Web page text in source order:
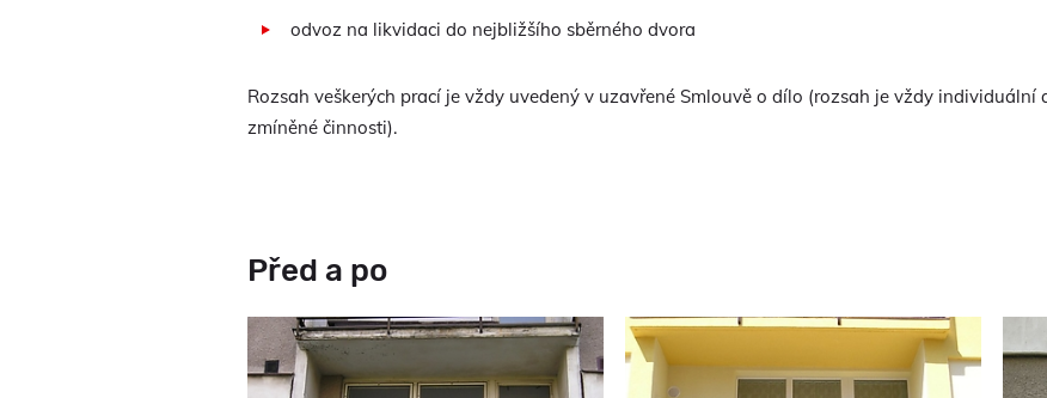
odvoz na likvidaci do nejbližšího sběrného dvora
Rozsah veškerých prací je vždy uvedený v uzavřené Smlouvě o dílo (rozsah je vždy individuální
zmíněné činnosti).
Před a po